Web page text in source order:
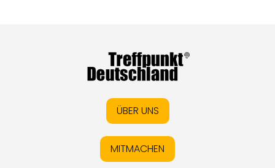
ÜBER UNS
MITMACHEN